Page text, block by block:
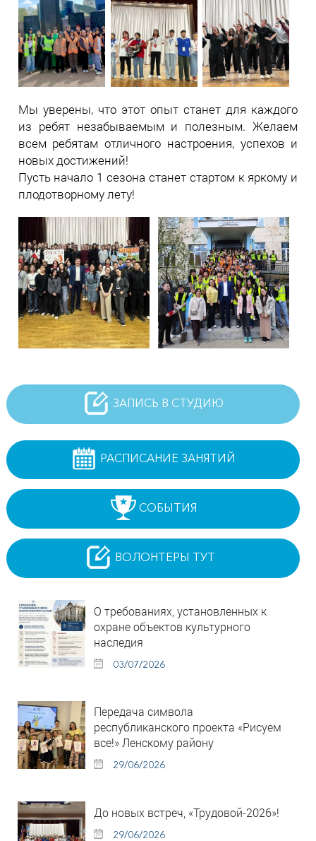
Мы уверены, что этот опыт станет для каждого
из ребят незабываемым и полезным. Желаем
всем ребятам отличного настроения, успехов и
новых достижений!
Пусть начало 1 сезона станет стартом к яркому и
плодотворному лету!
ЗАПИСЬ В СТУДИЮ
РАСПИСАНИЕ ЗАНЯТИЙ
СОБЫТИЯ
ВОЛОНТЕРЫ ТУТ
О требованиях, установленных к
охране объектов культурного
наследия
03/07/2026
Передача символа
республиканского проекта «Рисуем
все!» Ленскому району
29/06/2026
До новых встреч, «Трудовой-2026»!
29/06/2026